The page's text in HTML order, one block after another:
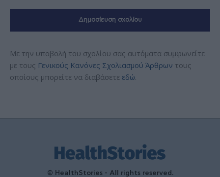
Με την υποβολή του σχολίου σας αυτόματα συμφωνείτε
με τους Γενικούς Κανόνες Σχολιασμού Άρθρων τους
οποίους μπορείτε να διαβάσετε εδώ.
© HealthStories - All rights reserved.